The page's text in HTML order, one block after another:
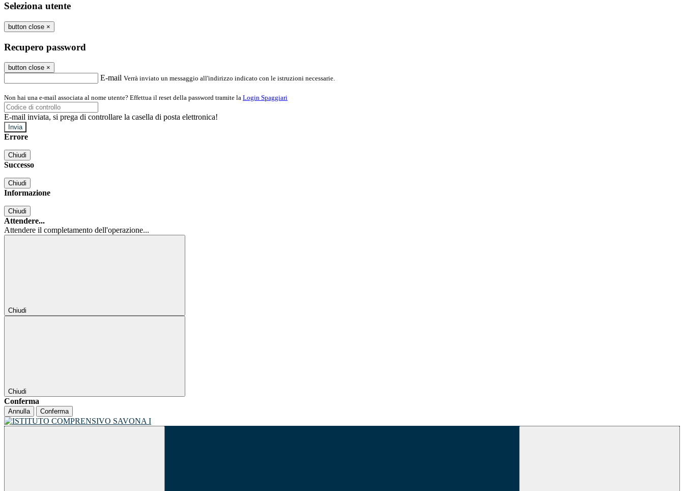
Seleziona utente
button close ×
Recupero password
button close ×
E-mail Verrà inviato un messaggio all'indirizzo indicato con le istruzioni necessarie.
Non hai una e-mail associata al nome utente? Effettua il reset della password tramite la Login Spaggiari
E-mail inviata, si prega di controllare la casella di posta elettronica!
Errore
Chiudi
Successo
Chiudi
Informazione
Chiudi
Attendere...
Attendere il completamento dell'operazione...
Chiudi
Chiudi
Conferma
Annulla Conferma